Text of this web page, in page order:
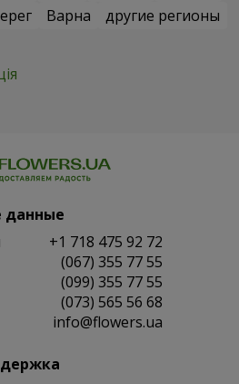
Варна
другие регионы
данные
+1 718 475 92 72
(067) 355 77 55
(099) 355 77 55
(073) 565 56 68
info@flowers.ua